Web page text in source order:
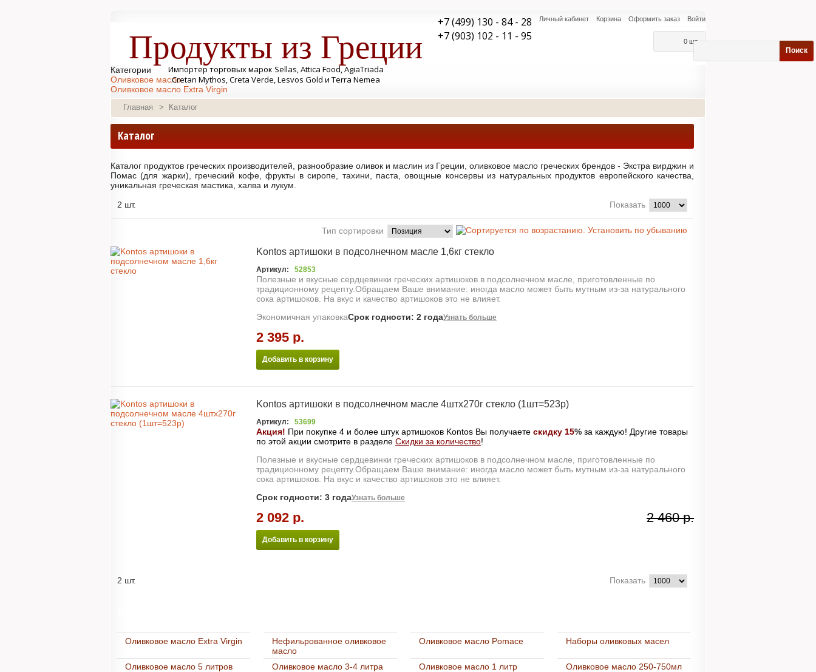
Войти
Личный кабинет Корзина Оформить заказ
0 шт.
Поиск
Продукты из Греции
Импортер торговых марок Sellas, Attica Food, AgiaTriada
Cretan Mythos, Creta Verde, Lesvos Gold и Terra Nemea
+7 (499) 130 - 84 - 28
+7 (903) 102 - 11 - 95
Категории
Оливковое масло
Оливковое масло Extra Virgin
Оливковое масло Pomace
Наборы оливковых масел со скидкой
Оливковое масло 250-750мл
Оливковое масло 1 литр
Оливковое масло 3-4 литра
Оливковое масло 5 литров
Оливковое масло Organic Bio
Оливковое масло P.D.O.-P.G.I.
Монастырское оливковое масло из Греции
Оливки
Оливковая паста
Консервы и бакалея
Артишоки
Баклажаны
Кетчуп
Томатная паста и соусы
Соус Песто
Горчица
Оливковое мыло
Главная > Каталог
Каталог
Каталог продуктов греческих производителей, разнообразие оливок и маслин из Греции, оливковое масло греческих брендов - Экстра вирджин и
Помас (для жарки), греческий кофе, фрукты в сиропе, тахини, паста, овощные консервы из натуральных продуктов европейского качества,
уникальная греческая мастика, халва и лукум.
2 шт.
Показать
Тип сортировки
Kontos артишоки в подсолнечном масле 1,6кг стекло
Артикул: 52853
Полезные и вкусные сердцевинки греческих артишоков в подсолнечном масле, приготовленные по
традиционному рецепту.Обращаем Ваше внимание: иногда масло может быть мутным из-за натурального
сока артишоков. На вкус и качество артишоков это не влияет.
Экономичная упаковкаСрок годности: 2 годаУзнать больше
2 395 р.
Добавить в корзину
Kontos артишоки в подсолнечном масле 4штх270г стекло (1шт=523р)
Артикул: 53699
Акция! При покупке 4 и более штук артишоков Kontos Вы получаете скидку 15% за каждую! Другие товары
по этой акции смотрите в разделе Скидки за количество!
Полезные и вкусные сердцевинки греческих артишоков в подсолнечном масле, приготовленные по
традиционному рецепту.Обращаем Ваше внимание: иногда масло может быть мутным из-за натурального
сока артишоков. На вкус и качество артишоков это не влияет.
Срок годности: 3 годаУзнать больше
2 460 р.
2 092 р.
Добавить в корзину
2 шт. Показать
Оливковое масло Extra Virgin
Нефильрованное оливковое
масло
Оливковое масло Pomace Наборы оливковых масел
Оливковое масло 5 литров Оливковое масло 3-4 литра Оливковое масло 1 литр
Оливковое масло 250-750мл